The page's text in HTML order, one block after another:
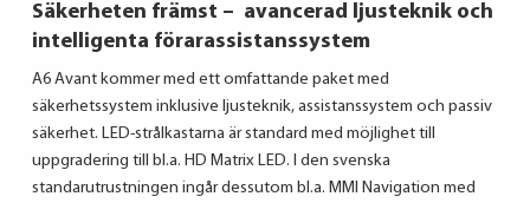
Säkerheten främst – avancerad ljusteknik och
intelligenta förarassistanssystem
A6 Avant kommer med ett omfattande paket med
säkerhetssystem inklusive ljusteknik, assistanssystem och passiv
säkerhet. LED-strålkastarna är standard med möjlighet till
uppgradering till bl.a. HD Matrix LED. I den svenska
standarutrustningen ingår dessutom bl.a. MMI Navigation med